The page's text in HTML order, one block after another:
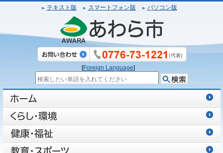
テキスト版 スマートフォン版 パソコン版
[Foreign Language]